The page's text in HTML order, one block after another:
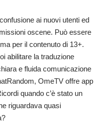
ai nuovi utenti ed
oscene. Può essere
per il contenuto di 13+.
abilitare la traduzione
e fluida comunicazione
OmeTV offre app
quando c’è stato un
riguardava quasi